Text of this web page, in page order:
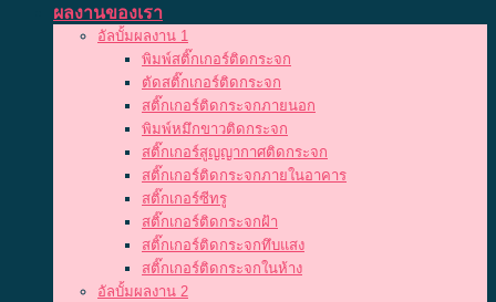
ผลงานของเรา
อัลบั้มผลงาน 1
พิมพ์สติ๊กเกอร์ติดกระจก
ตัดสติ๊กเกอร์ติดกระจก
สติ๊กเกอร์ติดกระจกภายนอก
พิมพ์หมึกขาวติดกระจก
สติ๊กเกอร์สูญญากาศติดกระจก
สติ๊กเกอร์ติดกระจกภายในอาคาร
สติ๊กเกอร์ซีทรู
สติ๊กเกอร์ติดกระจกฝ้า
สติ๊กเกอร์ติดกระจกทึบแสง
สติ๊กเกอร์ติดกระจกในห้าง
อัลบั้มผลงาน 2